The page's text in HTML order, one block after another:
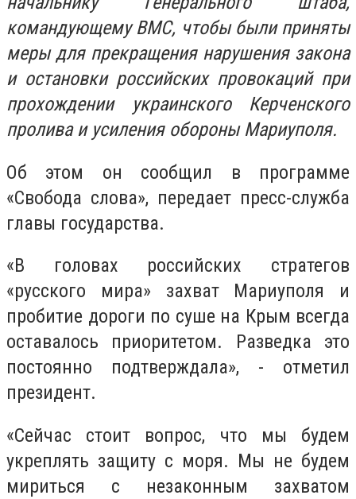
командующему ВМС, чтобы были приняты
меры для прекращения нарушения закона
и остановки российских провокаций при
прохождении украинского Керченского
пролива и усиления обороны Мариуполя.
Об этом он сообщил в программе
«Свобода слова», передает пресс-служба
главы государства.
«В головах российских стратегов
«русского мира» захват Мариуполя и
пробитие дороги по суше на Крым всегда
оставалось приоритетом. Разведка это
постоянно подтверждала», - отметил
президент.
«Сейчас стоит вопрос, что мы будем
укреплять защиту с моря. Мы не будем
мириться с незаконным захватом